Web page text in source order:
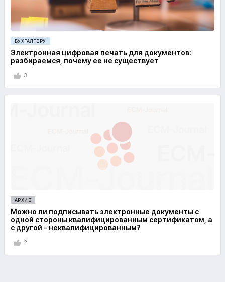
БУХГАЛТЕРУ
Электронная цифровая печать для документов:
разбираемся, почему ее не существует
3
АРХИВ
Можно ли подписывать электронные документы с
одной стороны квалифицированным сертификатом, а
с другой – неквалифицированным?
2